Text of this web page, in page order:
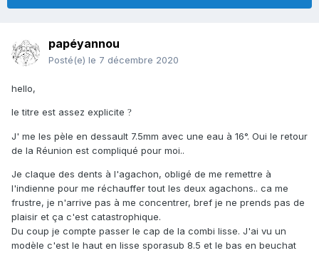
papéyannou
Posté(e) le 7 décembre 2020
hello,
le titre est assez explicite ?
J' me les pèle en dessault 7.5mm avec une eau à 16°. Oui le retour
de la Réunion est compliqué pour moi..
Je claque des dents à l'agachon, obligé de me remettre à
l'indienne pour me réchauffer tout les deux agachons.. ca me
frustre, je n'arrive pas à me concentrer, bref je ne prends pas de
plaisir et ça c'est catastrophique.
Du coup je compte passer le cap de la combi lisse. J'ai vu un
modèle c'est le haut en lisse sporasub 8.5 et le bas en beuchat